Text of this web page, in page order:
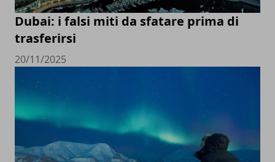
Dubai: i falsi miti da sfatare prima di
trasferirsi
20/11/2025